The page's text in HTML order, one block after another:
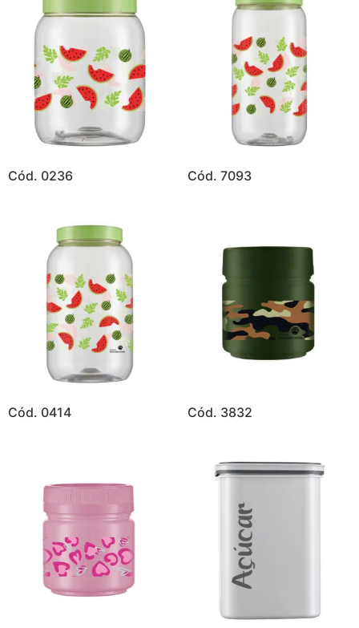
Cód. 0236 Cód. 7093
Cód. 0414 Cód. 3832